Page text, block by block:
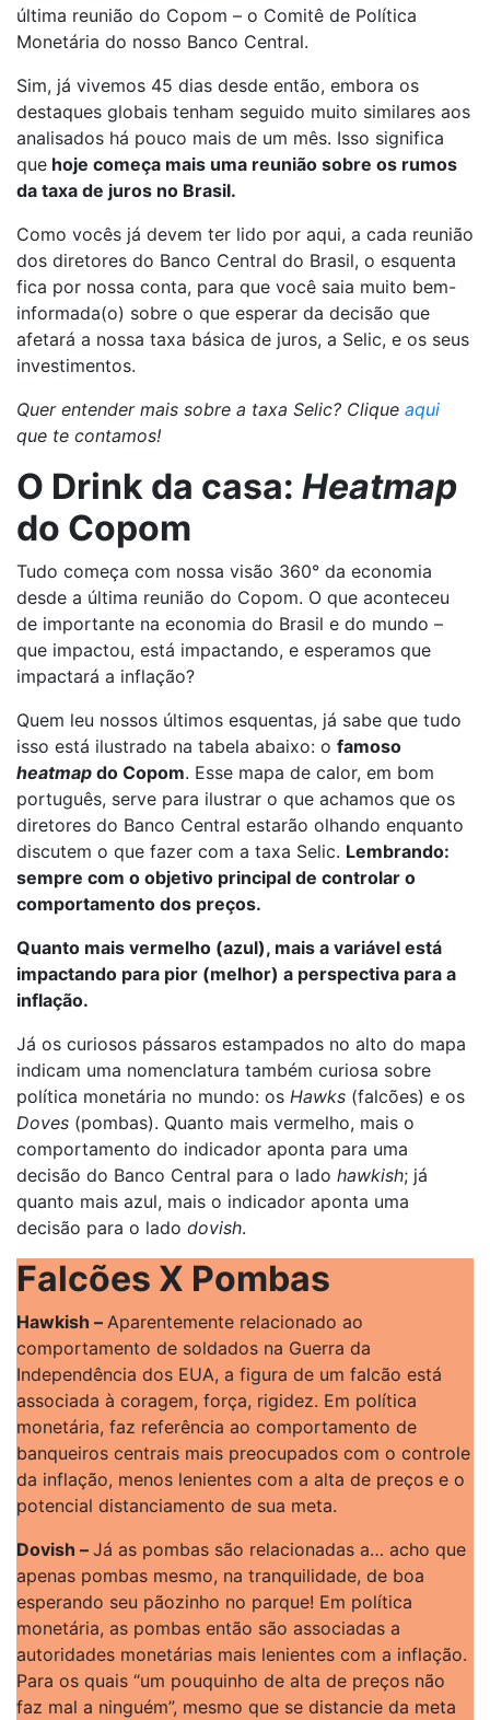
última reunião do Copom – o Comitê de Política
Monetária do nosso Banco Central.
Sim, já vivemos 45 dias desde então, embora os
destaques globais tenham seguido muito similares aos
analisados há pouco mais de um mês. Isso significa
que hoje começa mais uma reunião sobre os rumos
da taxa de juros no Brasil.
Como vocês já devem ter lido por aqui, a cada reunião
dos diretores do Banco Central do Brasil, o esquenta
fica por nossa conta, para que você saia muito bem-
informada(o) sobre o que esperar da decisão que
afetará a nossa taxa básica de juros, a Selic, e os seus
investimentos.
Quer entender mais sobre a taxa Selic? Clique aqui
que te contamos!
O Drink da casa: Heatmap
do Copom
Tudo começa com nossa visão 360° da economia
desde a última reunião do Copom. O que aconteceu
de importante na economia do Brasil e do mundo –
que impactou, está impactando, e esperamos que
impactará a inflação?
Quem leu nossos últimos esquentas, já sabe que tudo
isso está ilustrado na tabela abaixo: o famoso
heatmap do Copom. Esse mapa de calor, em bom
português, serve para ilustrar o que achamos que os
diretores do Banco Central estarão olhando enquanto
discutem o que fazer com a taxa Selic. Lembrando:
sempre com o objetivo principal de controlar o
comportamento dos preços.
Quanto mais vermelho (azul), mais a variável está
impactando para pior (melhor) a perspectiva para a
inflação.
Já os curiosos pássaros estampados no alto do mapa
indicam uma nomenclatura também curiosa sobre
política monetária no mundo: os Hawks (falcões) e os
Doves (pombas). Quanto mais vermelho, mais o
comportamento do indicador aponta para uma
decisão do Banco Central para o lado hawkish; já
quanto mais azul, mais o indicador aponta uma
decisão para o lado dovish.
Falcões X Pombas
Hawkish – Aparentemente relacionado ao
comportamento de soldados na Guerra da
Independência dos EUA, a figura de um falcão está
associada à coragem, força, rigidez. Em política
monetária, faz referência ao comportamento de
banqueiros centrais mais preocupados com o controle
da inflação, menos lenientes com a alta de preços e o
potencial distanciamento de sua meta.
Dovish – Já as pombas são relacionadas a… acho que
apenas pombas mesmo, na tranquilidade, de boa
esperando seu pãozinho no parque! Em política
monetária, as pombas então são associadas a
autoridades monetárias mais lenientes com a inflação.
Para os quais “um pouquinho de alta de preços não
faz mal a ninguém”, mesmo que se distancie da meta